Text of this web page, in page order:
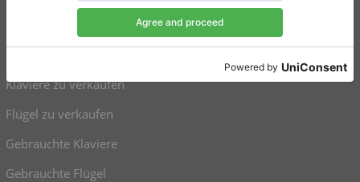
Resümee
Klaviere zu verkaufen
Flügel zu verkaufen
Gebrauchte Klaviere
Gebrauchte Flügel